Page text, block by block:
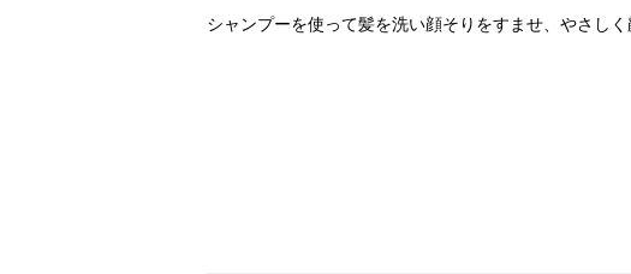
シャンプーを使って髪を洗い顔そりをすませ、やさし